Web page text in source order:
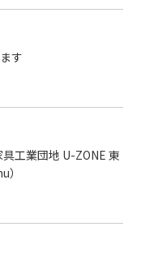
す
工業団地 U-ZONE 東